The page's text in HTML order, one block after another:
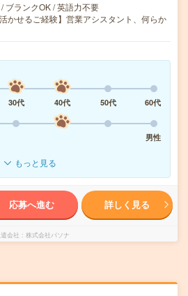
ブランクOK / 英語力不要
かせるご経験】営業アシスタント、何らか
30代 40代 50代
60代
男性
もっと見る
応募へ進む 詳しく見る
会社 株式会社パソナ